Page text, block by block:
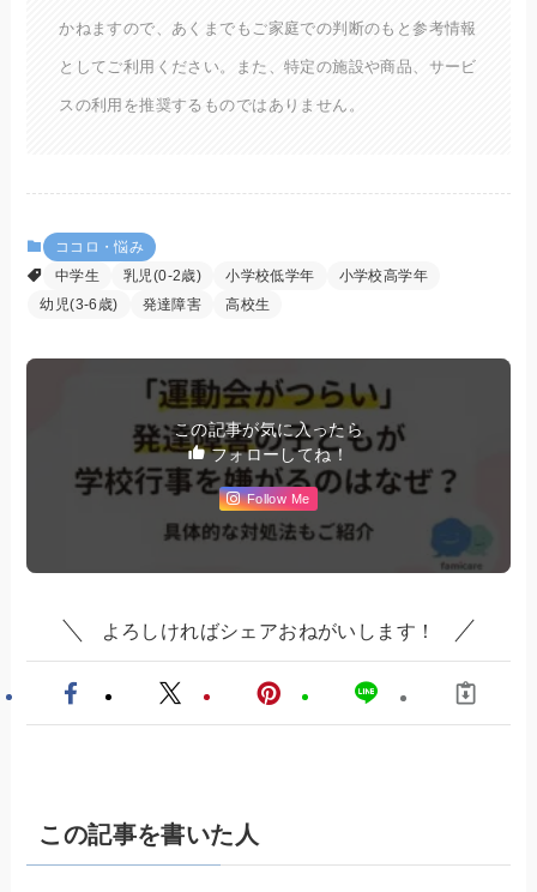
かねますので、あくまでもご家庭での判断のもと参考情報
としてご利用ください。また、特定の施設や商品、サービ
スの利用を推奨するものではありません。
ココロ・悩み
中学生
乳児(0-2歳) 小学校低学年
小学校高学年
幼児(3-6歳)
発達障害 高校生
この記事が気に入ったら
フォローしてね！
Follow Me
よろしければシェアおねがいします！
この記事を書いた人